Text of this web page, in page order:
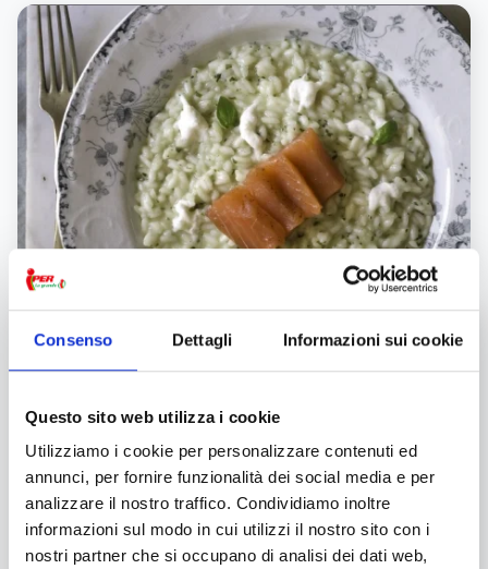
Consenso Dettagli Informazioni sui cookie
Questo sito web utilizza i cookie
Utilizziamo i cookie per personalizzare contenuti ed
annunci, per fornire funzionalità dei social media e per
analizzare il nostro traffico. Condividiamo inoltre
informazioni sul modo in cui utilizzi il nostro sito con i
nostri partner che si occupano di analisi dei dati web,
Risotto al basilico con SALMONE
PESCIUGATO e burrata'
Ingredienti:
320 g. di riso Vialone Nano 150 g. diSalmone
“pesciugato”
1 burrata
Basilico q.b
Olio evo